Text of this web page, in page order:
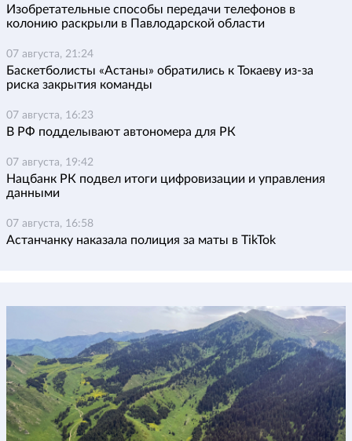
Изобретательные способы передачи телефонов в
колонию раскрыли в Павлодарской области
07 августа, 21:24
Баскетболисты «Астаны» обратились к Токаеву из-за
риска закрытия команды
07 августа, 16:23
В РФ подделывают автономера для РК
07 августа, 19:42
Нацбанк РК подвел итоги цифровизации и управления
данными
07 августа, 16:58
Астанчанку наказала полиция за маты в TikTok